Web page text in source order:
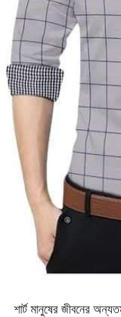
শার্ট মানুষের জীবনের